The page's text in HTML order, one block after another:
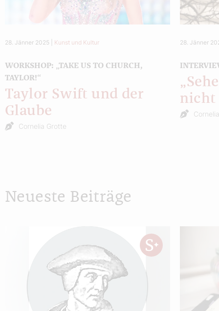
28. Jänner 2025 Kunst und Kultur
WORKSHOP: „TAKE US TO CHURCH,
TAYLOR!“
Taylor Swift und der
Glaube
Cornelia Grotte
28. Jänner
nicht
Neueste Beiträge